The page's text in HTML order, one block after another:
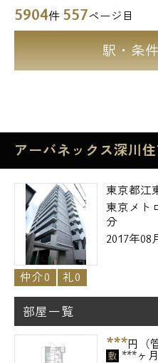
5904件 557ページ目
駅・条
アーバネックス深川
東京都江
東京メト
分
2017年08
仲介0 礼0
部屋一覧
***円（
敷 ***ヶ月